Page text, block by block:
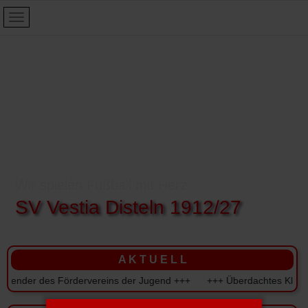
SV Vestia Disteln 1912/27
A K T U E L L
des Fördervereins der Jugend +++ +++ Überdachtes